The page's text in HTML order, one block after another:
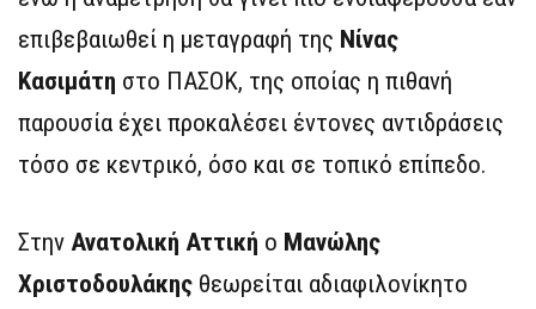
επιβεβαιωθεί η μεταγραφή της Νίνας
Κασιμάτη στο ΠΑΣΟΚ, της οποίας η πιθανή
παρουσία έχει προκαλέσει έντονες αντιδράσεις
τόσο σε κεντρικό, όσο και σε τοπικό επίπεδο.
Στην Ανατολική Αττική ο Μανώλης
Χριστοδουλάκης θεωρείται αδιαφιλονίκητο